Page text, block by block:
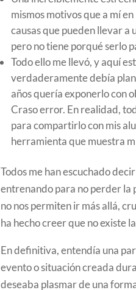
mismos motivos que a mí
causas que pueden llevar a
pero no tiene porqué serlo
Todo ello me llevó, y aquí
verdaderamente debía
años quería exponerlo con
Craso error. En realidad,
para compartirlo con mis
herramienta que muestra
Todos me han escuchado
entrenando para no perder la
no nos permiten ir más allá,
ha hecho creer que no existe
En definitiva, entendía una
evento o situación creada
deseaba plasmar de una